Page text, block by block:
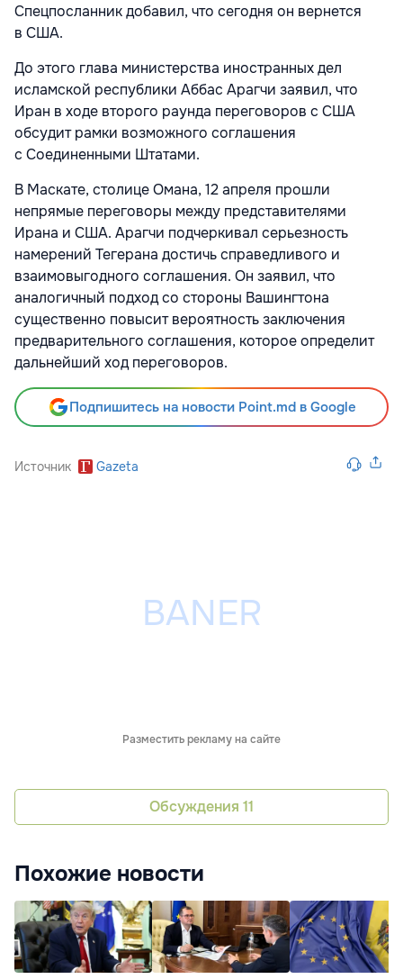
Спецпосланник добавил, что сегодня он вернется
в США.
До этого глава министерства иностранных дел
исламской республики Аббас Арагчи заявил, что
Иран в ходе второго раунда переговоров с США
обсудит рамки возможного соглашения
с Соединенными Штатами.
В Маскате, столице Омана, 12 апреля прошли
непрямые переговоры между представителями
Ирана и США. Арагчи подчеркивал серьезность
намерений Тегерана достичь справедливого и
взаимовыгодного соглашения. Он заявил, что
аналогичный подход со стороны Вашингтона
существенно повысит вероятность заключения
предварительного соглашения, которое определит
дальнейший ход переговоров.
Подпишитесь на новости Point.md в Google
Источник Gazeta
Разместить рекламу на сайте
Обсуждения 11
Похожие новости